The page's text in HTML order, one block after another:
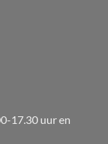
17.30 uur en